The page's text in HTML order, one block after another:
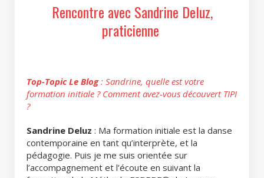
Rencontre avec Sandrine Deluz,
praticienne
Top-Topic Le Blog: Sandrine, quelle est votre
formation initiale ? Comment avez-vous découvert TIPI
?
Sandrine Deluz : Ma formation initiale est la danse
contemporaine en tant qu’interprète, et la
pédagogie. Puis je me suis orientée sur
l’accompagnement et l’écoute en suivant la